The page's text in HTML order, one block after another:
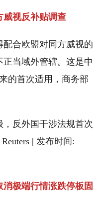
威视反补贴调查
合欧盟对同方威视的
当域外管辖。这是中
的首次适用，商务部
反外国干涉法规首次
| 发布时间:
极端行情涨跌停板固